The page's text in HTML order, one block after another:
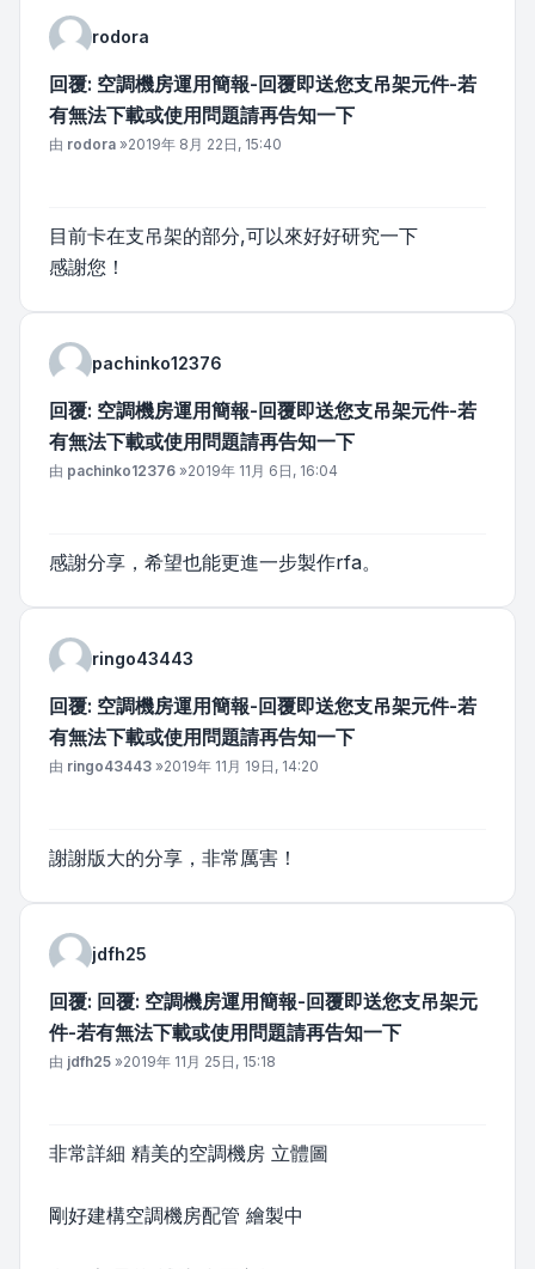
rodora
回覆: 空調機房運用簡報-回覆即送您支吊架元件-若
有無法下載或使用問題請再告知一下
文章
由 rodora »2019年 8月 22日, 15:40
目前卡在支吊架的部分,可以來好好研究一下
感謝您！
pachinko12376
回覆: 空調機房運用簡報-回覆即送您支吊架元件-若
有無法下載或使用問題請再告知一下
文章
由 pachinko12376 »2019年 11月 6日, 16:04
感謝分享，希望也能更進一步製作rfa。
ringo43443
回覆: 空調機房運用簡報-回覆即送您支吊架元件-若
有無法下載或使用問題請再告知一下
文章
由 ringo43443 »2019年 11月 19日, 14:20
謝謝版大的分享，非常厲害！
jdfh25
回覆: 回覆: 空調機房運用簡報-回覆即送您支吊架元
件-若有無法下載或使用問題請再告知一下
文章
由 jdfh25 »2019年 11月 25日, 15:18
非常詳細 精美的空調機房 立體圖
剛好建構空調機房配管 繪製中